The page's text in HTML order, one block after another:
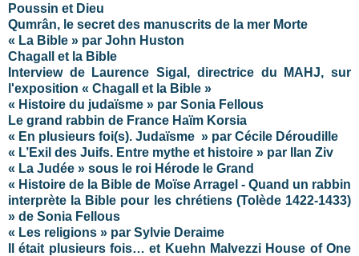
Poussin et Dieu
Qumrân, le secret des manuscrits de la mer Morte
« La Bible » par John Huston
Chagall et la Bible
Interview de Laurence Sigal, directrice du MAHJ, sur
l'exposition « Chagall et la Bible »
« Histoire du judaïsme » par Sonia Fellous
Le grand rabbin de France Haïm Korsia
« En plusieurs foi(s). Judaïsme » par Cécile Déroudille
« L’Exil des Juifs. Entre mythe et histoire » par Ilan Ziv
« La Judée » sous le roi Hérode le Grand
« Histoire de la Bible de Moïse Arragel - Quand un rabbin
interprète la Bible pour les chrétiens (Tolède 1422-1433)
» de Sonia Fellous
« Les religions » par Sylvie Deraime
Il était plusieurs fois… et Kuehn Malvezzi House of One